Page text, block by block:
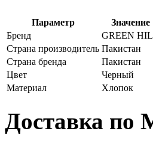
Параметр
Значение
Бренд
GREEN
Страна производитель Пакистан
Страна бренда
Пакистан
Цвет
Черный
Материал
Хлопок
Доставка по